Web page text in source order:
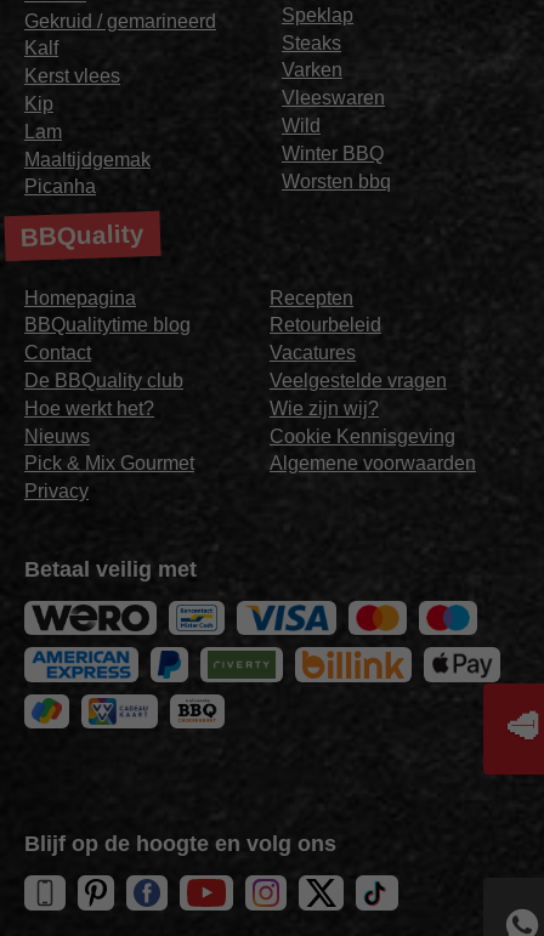
Gekruid / gemarineerd
Kalf
Kerst vlees
Kip
Lam
Maaltijdgemak
Picanha
Speklap
Steaks
Varken
Vleeswaren
Wild
Winter BBQ
Worsten bbq
BBQuality
Homepagina
BBQualitytime blog
Contact
De BBQuality club
Hoe werkt het?
Nieuws
Pick & Mix Gourmet
Privacy
Recepten
Retourbeleid
Vacatures
Veelgestelde vragen
Wie zijn wij?
Cookie Kennisgeving
Algemene voorwaarden
Betaal veilig met
Blijf op de hoogte en volg ons
🥩